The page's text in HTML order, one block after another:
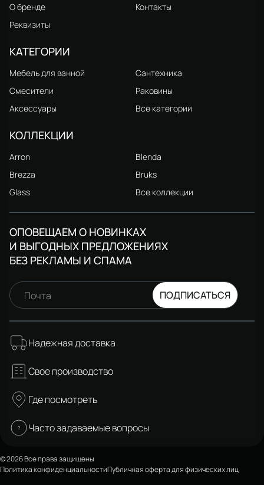
О бренде
Контакты
Реквизиты
КАТЕГОРИИ
Мебель для ванной
Сантехника
Смесители
Раковины
Аксессуары
Все категории
КОЛЛЕКЦИИ
Arron
Blenda
Brezza
Bruks
Glass
Все коллекции
ОПОВЕЩАЕМ О НОВИНКАХ
И ВЫГОДНЫХ ПРЕДЛОЖЕНИЯХ
БЕЗ РЕКЛАМЫ И СПАМА
Почта ПОДПИСАТЬСЯ
Надежная доставка
Свое производство
Где посмотреть
Часто задаваемые вопросы
© 2026 Все права защищены
Политика конфиденциальностиПубличная оферта для физических лиц